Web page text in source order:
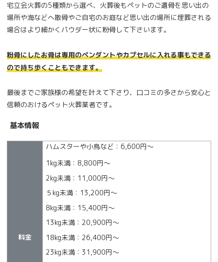
宅立会火葬の5種類から選べ、火葬後もペットのご遺骨を思い出の
場所や海などへ散骨やご自宅のお庭など思い出の場所に埋葬される
場合はより細かくパウダー状に粉骨して下さいます。
粉骨にしたお骨は専用のペンダントやカプセルに入れる事もできる
ので持ち歩くこともできます。
最後までご家族様の希望を叶えて下さり、口コミの多さから安心と
信頼のおけるペット火葬業者です。
基本情報
料金
ハムスターや小鳥など：6,600円〜
1kg未満：8,800円〜
2kg未満：11,000円〜
５kg未満：13,200円〜
8kg未満：15,400円〜
13kg未満：20,900円〜
18kg未満：26,400円〜
23kg未満：31,900円〜